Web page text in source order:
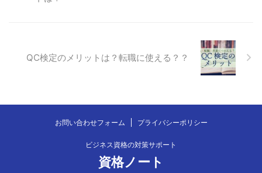
QC検定のメリットは？転職に使える？？
お問い合わせフォーム プライバシーポリシー
ビジネス資格の対策サポート
資格ノート